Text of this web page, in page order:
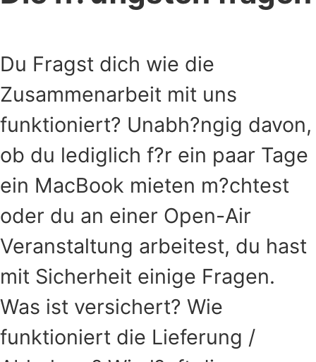
Du Fragst dich wie die
Zusammenarbeit mit uns
funktioniert? Unabh?ngig davon,
ob du lediglich f?r ein paar Tage
ein MacBook mieten m?chtest
oder du an einer Open-Air
Veranstaltung arbeitest, du hast
mit Sicherheit einige Fragen.
Was ist versichert? Wie
funktioniert die Lieferung /